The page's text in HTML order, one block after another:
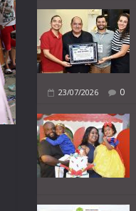
23/07/2026 0